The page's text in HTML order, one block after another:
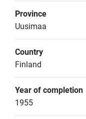
Province
Uusimaa
Country
Finland
Year of completion
1955